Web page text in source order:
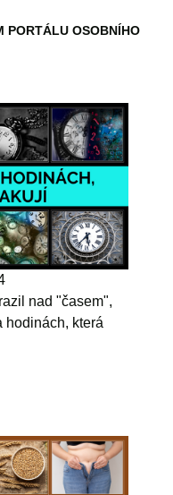
PORTÁLU OSOBNÍHO
nad "časem",
hodinách, která